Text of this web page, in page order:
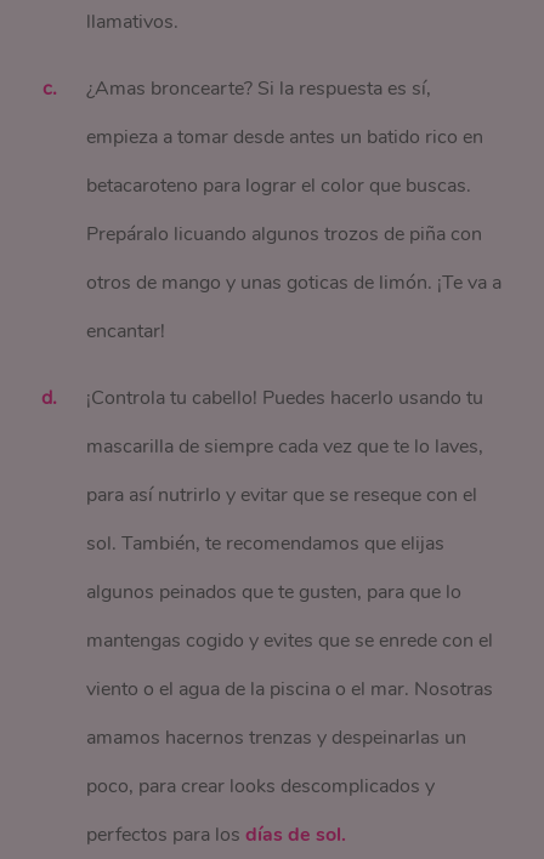
llamativos.
¿Amas broncearte? Si la respuesta es sí,
empieza a tomar desde antes un batido rico en
betacaroteno para lograr el color que buscas.
Prepáralo licuando algunos trozos de piña con
otros de mango y unas goticas de limón. ¡Te va a
encantar!
¡Controla tu cabello! Puedes hacerlo usando tu
mascarilla de siempre cada vez que te lo laves,
para así nutrirlo y evitar que se reseque con el
sol. También, te recomendamos que elijas
algunos peinados que te gusten, para que lo
mantengas cogido y evites que se enrede con el
viento o el agua de la piscina o el mar. Nosotras
amamos hacernos trenzas y despeinarlas un
poco, para crear looks descomplicados y
perfectos para losdías de sol.